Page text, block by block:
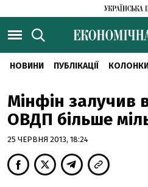
НОВИНИ ПУБЛІКАЦІЇ
Мінфін залучив
ОВДП більше
25 ЧЕРВНЯ 2013, 18:24